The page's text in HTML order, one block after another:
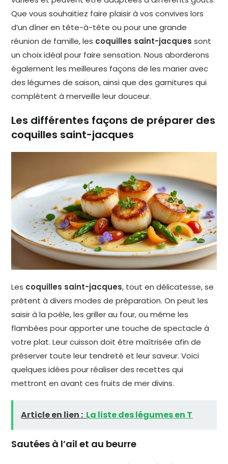
Que vous souhaitiez faire plaisir à vos convives lors
d’un dîner en tête-à-tête ou pour une grande
réunion de famille, les coquilles saint-jacques sont
un choix idéal pour faire sensation. Nous aborderons
également les meilleures façons de les marier avec
des légumes de saison, ainsi que des garnitures qui
complètent à merveille leur douceur.
Les différentes façons de préparer des
coquilles saint-jacques
Les coquilles saint-jacques, tout en délicatesse, se
prêtent à divers modes de préparation. On peut les
saisir à la poêle, les griller au four, ou même les
flambées pour apporter une touche de spectacle à
votre plat. Leur cuisson doit être maîtrisée afin de
préserver toute leur tendreté et leur saveur. Voici
quelques idées pour réaliser des recettes qui
mettront en avant ces fruits de mer divins.
Article en lien : La liste des légumes en T
Sautées à l’ail et au beurre